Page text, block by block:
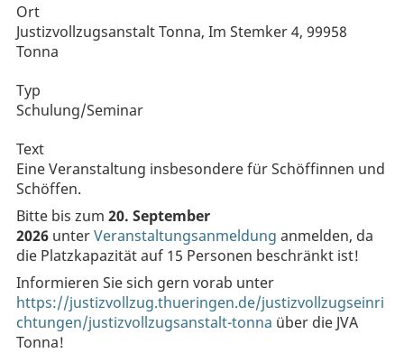
Ort
Justizvollzugsanstalt Tonna, Im Stemker 4, 99958
Tonna
Typ
Schulung/Seminar
Text
Eine Veranstaltung insbesondere für Schöffinnen und
Schöffen.
Bitte bis zum 20. September
2026 unterVeranstaltungsanmeldung anmelden, da
die Platzkapazität auf 15 Personen beschränkt ist!
Informieren Sie sich gern vorab unter
https://justizvollzug.thueringen.de/justizvollzugseinri
chtungen/justizvollzugsanstalt-tonna über die JVA
Tonna!